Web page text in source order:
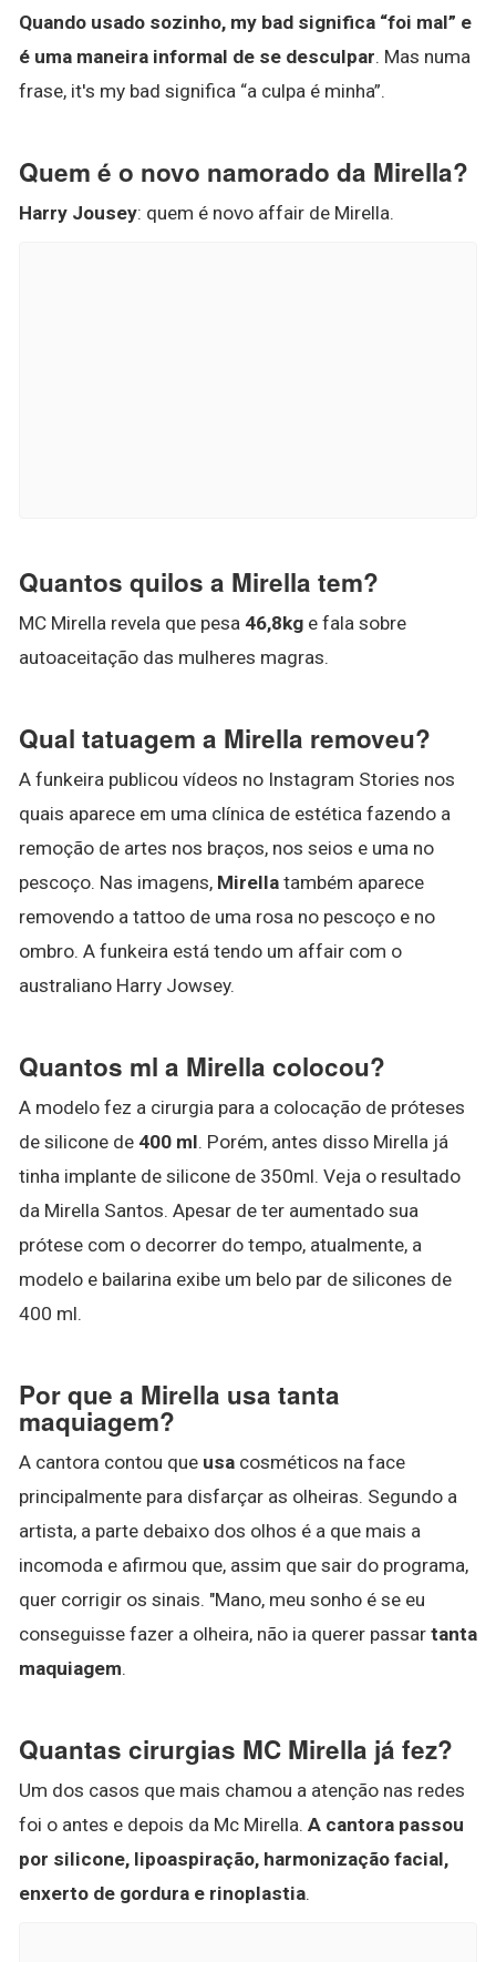
Quando usado sozinho, my bad significa “foi mal” e
é uma maneira informal de se desculpar. Mas numa
frase, it's my bad significa “a culpa é minha”.
Quem é o novo namorado da Mirella?
Harry Jousey: quem é novo affair de Mirella.
Quantos quilos a Mirella tem?
MC Mirella revela que pesa 46,8kg e fala sobre
autoaceitação das mulheres magras.
Qual tatuagem a Mirella removeu?
A funkeira publicou vídeos no Instagram Stories nos
quais aparece em uma clínica de estética fazendo a
remoção de artes nos braços, nos seios e uma no
pescoço. Nas imagens, Mirella também aparece
removendo a tattoo de uma rosa no pescoço e no
ombro. A funkeira está tendo um affair com o
australiano Harry Jowsey.
Quantos ml a Mirella colocou?
A modelo fez a cirurgia para a colocação de próteses
de silicone de 400 ml. Porém, antes disso Mirella já
tinha implante de silicone de 350ml. Veja o resultado
da Mirella Santos. Apesar de ter aumentado sua
prótese com o decorrer do tempo, atualmente, a
modelo e bailarina exibe um belo par de silicones de
400 ml.
Por que a Mirella usa tanta
maquiagem?
A cantora contou que usa cosméticos na face
principalmente para disfarçar as olheiras. Segundo a
artista, a parte debaixo dos olhos é a que mais a
incomoda e afirmou que, assim que sair do programa,
quer corrigir os sinais. "Mano, meu sonho é se eu
conseguisse fazer a olheira, não ia querer passar tanta
maquiagem.
Quantas cirurgias MC Mirella já fez?
Um dos casos que mais chamou a atenção nas redes
foi o antes e depois da Mc Mirella. A cantora passou
por silicone, lipoaspiração, harmonização facial,
enxerto de gordura e rinoplastia.